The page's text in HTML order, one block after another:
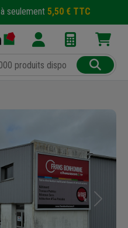
à seulement 5,50 € TTC
Suivant